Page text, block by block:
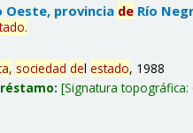
provincia de Río
.
sociedad delestado, 1988
Signatura topográfica: